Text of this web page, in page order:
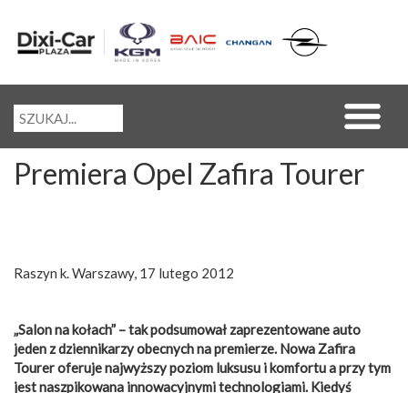
Premiera Opel Zafira Tourer
Raszyn k. Warszawy, 17 lutego 2012
„Salon na kołach” – tak podsumował zaprezentowane auto
jeden z dziennikarzy obecnych na premierze. Nowa Zafira
Tourer oferuje najwyższy poziom luksusu i komfortu a przy tym
jest naszpikowana innowacyjnymi technologiami. Kiedyś